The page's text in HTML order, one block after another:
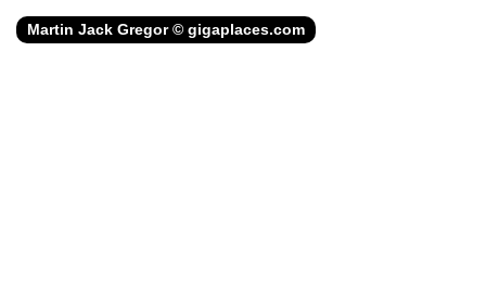
Martin Jack Gregor © gigaplaces.com